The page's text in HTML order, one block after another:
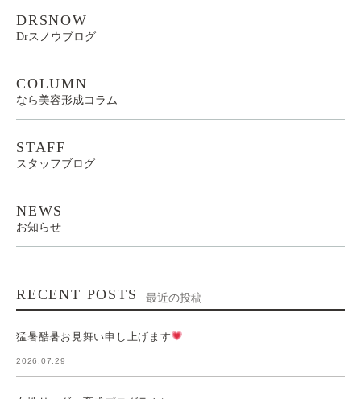
DRSNOW
Drスノウブログ
COLUMN
なら美容形成コラム
STAFF
スタッフブログ
NEWS
お知らせ
RECENT POSTS 最近の投稿
猛暑酷暑お見舞い申し上げます
2026.07.29